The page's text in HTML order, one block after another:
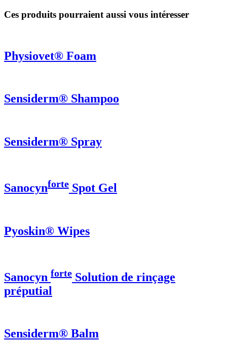
Ces produits pourraient aussi vous intéresser
Physiovet® Foam
Sensiderm® Shampoo
Sensiderm® Spray
Sanocynforte Spot Gel
Pyoskin® Wipes
Sanocyn forte Solution de rinçage
préputial
Sensiderm® Balm